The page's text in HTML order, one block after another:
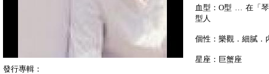
血型：O型 … 在「琴
型人
個性：樂觀．細膩．
星座：巨蟹座
發行專輯：